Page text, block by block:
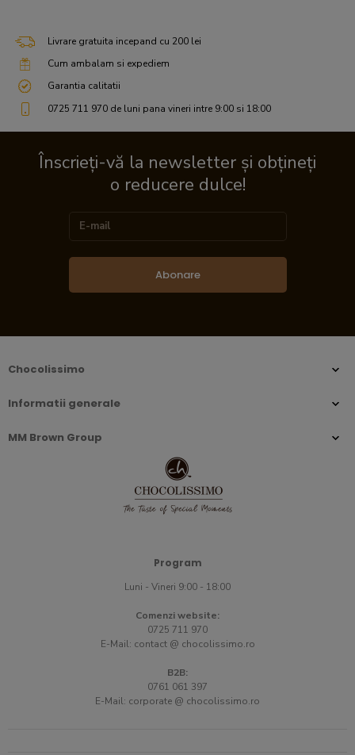
Livrare gratuita incepand cu 200 lei
Cum ambalam si expediem
Garantia calitatii
0725 711 970 de luni pana vineri intre 9:00 si 18:00
Înscrieți-vă la newsletter și obțineți
o reducere dulce!
Abonare
Chocolissimo
Informatii generale
MM Brown Group
Program
Luni - Vineri 9:00 - 18:00
Comenzi website:
0725 711 970
E-Mail: contact @ chocolissimo.ro
B2B:
0761 061 397
E-Mail: corporate @ chocolissimo.ro